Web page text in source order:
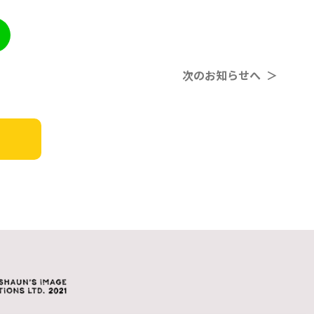
次のお知らせへ ＞